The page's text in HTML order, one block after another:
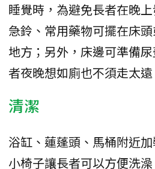
睡覺時，為避免長者在晚
急鈴、常用藥物可擺在床
地方；另外，床邊可準備
者夜晚想如廁也不須走太遠
清潔
浴缸、蓮蓬頭、馬桶附近
小椅子讓長者可以方便洗